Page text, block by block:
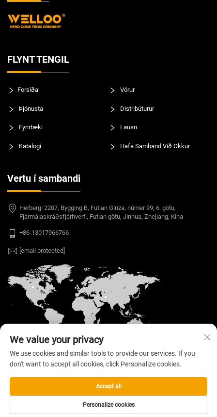
FLYNT TENGIL
Forsíða Vörur
Þjónusta Distribúturur
Fyrirtæki Lausn
Katalogi Hafa Samband Við Okkur
Vertu í sambandi
Herbergi 2207, Bygging B, Futian Ginza, númer 99, 6. götu,
Fjármálaskráðsfjárhverfi, Futian götu, Jinhua, Zhejiang, Kína
+86-13017966766
[email protected]
Höfundarréttur © 2026 Welloo Electronic
Technology Co., Ltd. Allur réttur áskilinn. —Stefna
um persónuupplýsingar
We value your privacy
We use cookies and similar tools to provide our services. If you
don't want to accept all cookies, click Personalize cookies.
Personalize cookies
Accept all